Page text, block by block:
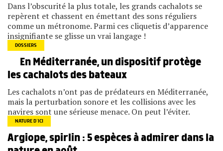
Dans l’obscurité la plus totale, les grands cachalots se
repèrent et chassent en émettant des sons réguliers
comme un métronome. Parmi ces cliquetis d’apparence
insignifiante se glisse un vrai langage !
DOSSIERS
En Méditerranée, un dispositif protège
les cachalots des bateaux
Les cachalots n’ont pas de prédateurs en Méditerranée,
mais la perturbation sonore et les collisions avec les
navires sont une sérieuse menace. On peut l’éviter.
NATURE D’ICI
Argiope, spirlin : 5 espèces à admirer dans la